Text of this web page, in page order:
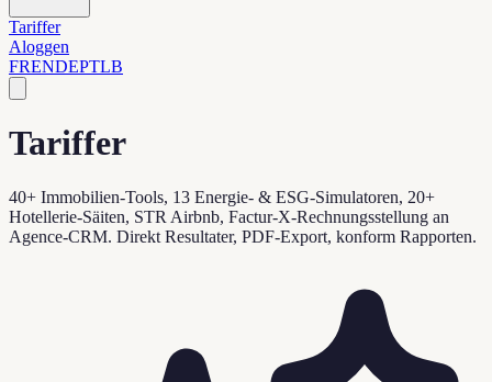
Tariffer
Aloggen
FRENDEPTLB
Tariffer
40+ Immobilien-Tools, 13 Energie- & ESG-Simulatoren, 20+
Hotellerie-Säiten, STR Airbnb, Factur-X-Rechnungsstellung an
Agence-CRM. Direkt Resultater, PDF-Export, konform Rapporten.